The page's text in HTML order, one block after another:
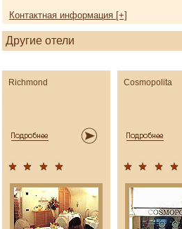
Контактная информация [+]
Другие отели
Richmond Cosmopolita